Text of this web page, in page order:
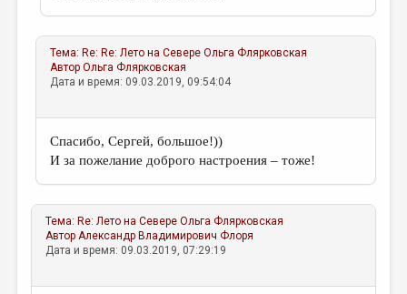
Тема: Re: Re: Лето на Севере Ольга Флярковская
АвторОльга Флярковская
Дата и время: 09.03.2019, 09:54:04
Спасибо, Сергей, большое!))
И за пожелание доброго настроения – тоже!
Тема: Re: Лето на Севере Ольга Флярковская
АвторАлександр Владимирович Флоря
Дата и время: 09.03.2019, 07:29:19